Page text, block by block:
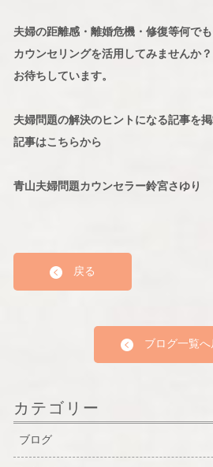
夫婦の距離感・離婚危機・修復等何でも
カウンセリングを活用してみませんか？
お待ちしています。
夫婦問題の解決のヒントになる記事を掲
記事はこちらから
青山夫婦問題カウンセラー鈴宮さゆり
戻る
ブログ一覧へ
カテゴリー
ブログ